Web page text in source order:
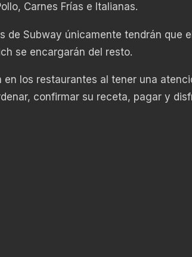
Carnes Frías e Italianas.
de Subway únicamente tendrán que
se encargarán del resto.
los restaurantes al tener una
confirmar su receta, pagar y